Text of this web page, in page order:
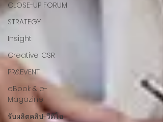
CLOSE-UP FORUM
STRATEGY
Insight
Creative :CSR
PR&EVENT
eBook & e-
Magazine
รับผลิตคลิป-วีดีโอ